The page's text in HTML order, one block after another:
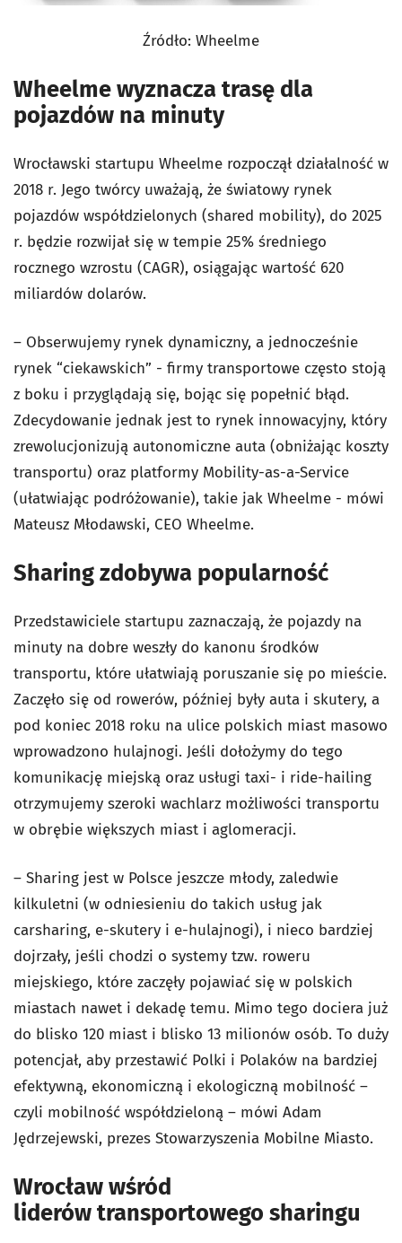
Źródło: Wheelme
Wheelme wyznacza trasę dla
pojazdów na minuty
Wrocławski startupu Wheelme rozpoczął działalność w
2018 r. Jego twórcy uważają, że światowy rynek
pojazdów współdzielonych (shared mobility), do 2025
r. będzie rozwijał się w tempie 25% średniego
rocznego wzrostu (CAGR), osiągając wartość 620
miliardów dolarów.
– Obserwujemy rynek dynamiczny, a jednocześnie
rynek “ciekawskich” - firmy transportowe często stoją
z boku i przyglądają się, bojąc się popełnić błąd.
Zdecydowanie jednak jest to rynek innowacyjny, który
zrewolucjonizują autonomiczne auta (obniżając koszty
transportu) oraz platformy Mobility-as-a-Service
(ułatwiając podróżowanie), takie jak Wheelme - mówi
Mateusz Młodawski, CEO Wheelme.
Sharing zdobywa popularność
Przedstawiciele startupu zaznaczają, że pojazdy na
minuty na dobre weszły do kanonu środków
transportu, które ułatwiają poruszanie się po mieście.
Zaczęło się od rowerów, później były auta i skutery, a
pod koniec 2018 roku na ulice polskich miast masowo
wprowadzono hulajnogi. Jeśli dołożymy do tego
komunikację miejską oraz usługi taxi- i ride-hailing
otrzymujemy szeroki wachlarz możliwości transportu
w obrębie większych miast i aglomeracji.
– Sharing jest w Polsce jeszcze młody, zaledwie
kilkuletni (w odniesieniu do takich usług jak
carsharing, e-skutery i e-hulajnogi), i nieco bardziej
dojrzały, jeśli chodzi o systemy tzw. roweru
miejskiego, które zaczęły pojawiać się w polskich
miastach nawet i dekadę temu. Mimo tego dociera już
do blisko 120 miast i blisko 13 milionów osób. To duży
potencjał, aby przestawić Polki i Polaków na bardziej
efektywną, ekonomiczną i ekologiczną mobilność –
czyli mobilność współdzieloną – mówi Adam
Jędrzejewski, prezes Stowarzyszenia Mobilne Miasto.
Wrocław wśród
liderów transportowego sharingu